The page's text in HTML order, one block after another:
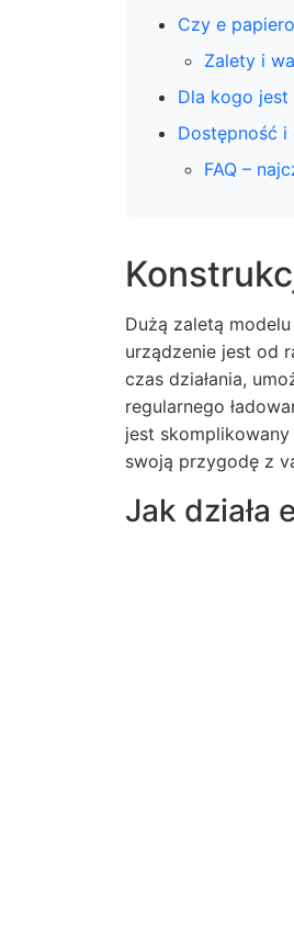
Czy e
Zalety i
Dla kogo
Dostępność i
FAQ –
Dużą zaletą
urządzenie jest od
czas działania,
regularnego
jest
swoją przygodę z
Jak działa